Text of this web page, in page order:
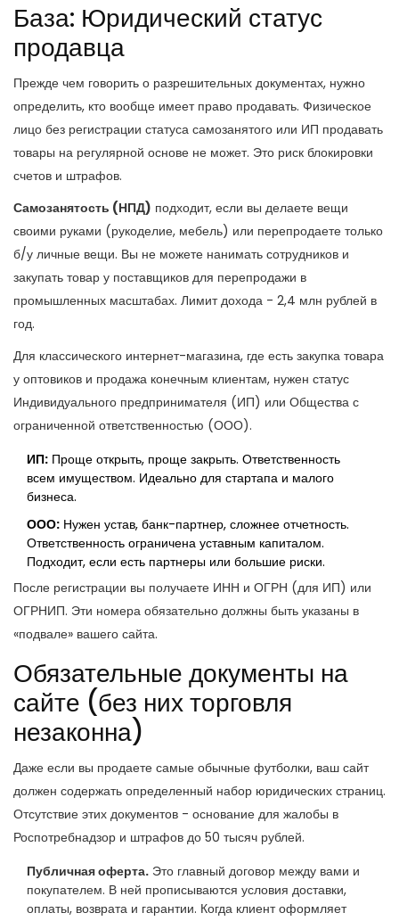
База: Юридический статус
продавца
Прежде чем говорить о разрешительных документах, нужно
определить, кто вообще имеет право продавать. Физическое
лицо без регистрации статуса самозанятого или ИП продавать
товары на регулярной основе не может. Это риск блокировки
счетов и штрафов.
Самозанятость (НПД) подходит, если вы делаете вещи
своими руками (рукоделие, мебель) или перепродаете только
б/у личные вещи. Вы не можете нанимать сотрудников и
закупать товар у поставщиков для перепродажи в
промышленных масштабах. Лимит дохода - 2,4 млн рублей в
год.
Для классического интернет-магазина, где есть закупка товара
у оптовиков и продажа конечным клиентам, нужен статус
Индивидуального предпринимателя (ИП) или Общества с
ограниченной ответственностью (ООО).
ИП: Проще открыть, проще закрыть. Ответственность
всем имуществом. Идеально для стартапа и малого
бизнеса.
ООО: Нужен устав, банк-партнер, сложнее отчетность.
Ответственность ограничена уставным капиталом.
Подходит, если есть партнеры или большие риски.
После регистрации вы получаете ИНН и ОГРН (для ИП) или
ОГРНИП. Эти номера обязательно должны быть указаны в
«подвале» вашего сайта.
Обязательные документы на
сайте (без них торговля
незаконна)
Даже если вы продаете самые обычные футболки, ваш сайт
должен содержать определенный набор юридических страниц.
Отсутствие этих документов - основание для жалобы в
Роспотребнадзор и штрафов до 50 тысяч рублей.
Публичная оферта. Это главный договор между вами и
покупателем. В ней прописываются условия доставки,
оплаты, возврата и гарантии. Когда клиент оформляет